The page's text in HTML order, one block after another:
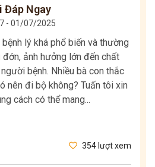
Đáp Ngay
- 01/07/2025
lý khá phổ biến và thường
ảnh hưởng lớn đến chất
bệnh. Nhiều bà con thắc
nên đi bộ không? Tuấn tôi xin
cách có thể mang...
354 lượt xem